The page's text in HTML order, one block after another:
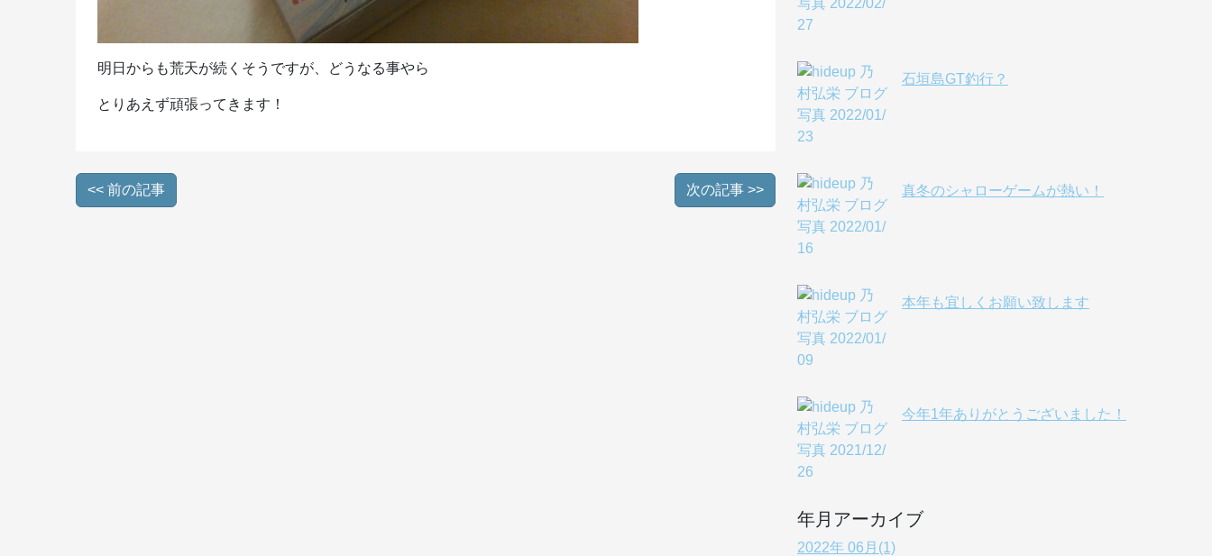
明日からも荒天が続くそうですが、どうなる事やら
とりあえず頑張ってきます！
<< 前の記事 次の記事 >>
石垣島GT釣行？
真冬のシャローゲームが熱い！
本年も宜しくお願い致します
今年1年ありがとうございました！
年月アーカイブ
2022年 06月(1)